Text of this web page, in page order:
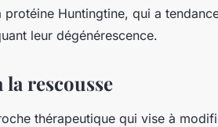
Huntingtine, qui a
leur dégénérescence.
rescousse
thérapeutique qui vise à